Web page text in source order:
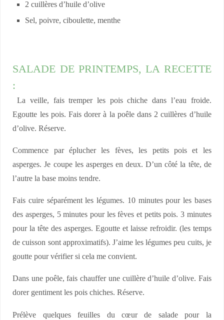
2 cuillères d’huile d’olive
Sel, poivre, ciboulette, menthe
SALADE DE PRINTEMPS, LA RECETTE
:
La veille, fais tremper les pois chiche dans l’eau froide.
Egoutte les pois. Fais dorer à la poêle dans 2 cuillères d’huile
d’olive. Réserve.
Commence par éplucher les fèves, les petits pois et les
asperges. Je coupe les asperges en deux. D’un côté la tête, de
l’autre la base moins tendre.
Fais cuire séparément les légumes. 10 minutes pour les bases
des asperges, 5 minutes pour les fèves et petits pois. 3 minutes
pour la tête des asperges. Egoutte et laisse refroidir. (les temps
de cuisson sont approximatifs). J’aime les légumes peu cuits, je
goutte pour vérifier si cela me convient.
Dans une poêle, fais chauffer une cuillère d’huile d’olive. Fais
dorer gentiment les pois chiches. Réserve.
Prélève quelques feuilles du cœur de salade pour la